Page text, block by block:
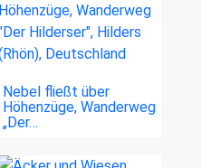
Nebel fließt über
Höhenzüge, Wanderweg
„Der…